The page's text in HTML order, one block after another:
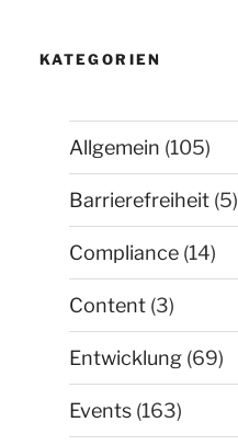
KATEGORIEN
Allgemein (105)
Barrierefreiheit (5)
Compliance (14)
Content (3)
Entwicklung (69)
Events (163)